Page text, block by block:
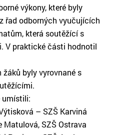
výkony, které byly
řad odborných vyučujících
která soutěžící s
V praktické části hodnotil
byly vyrovnané s
umístili:
– SZŠ Karviná
SZŠ Ostrava